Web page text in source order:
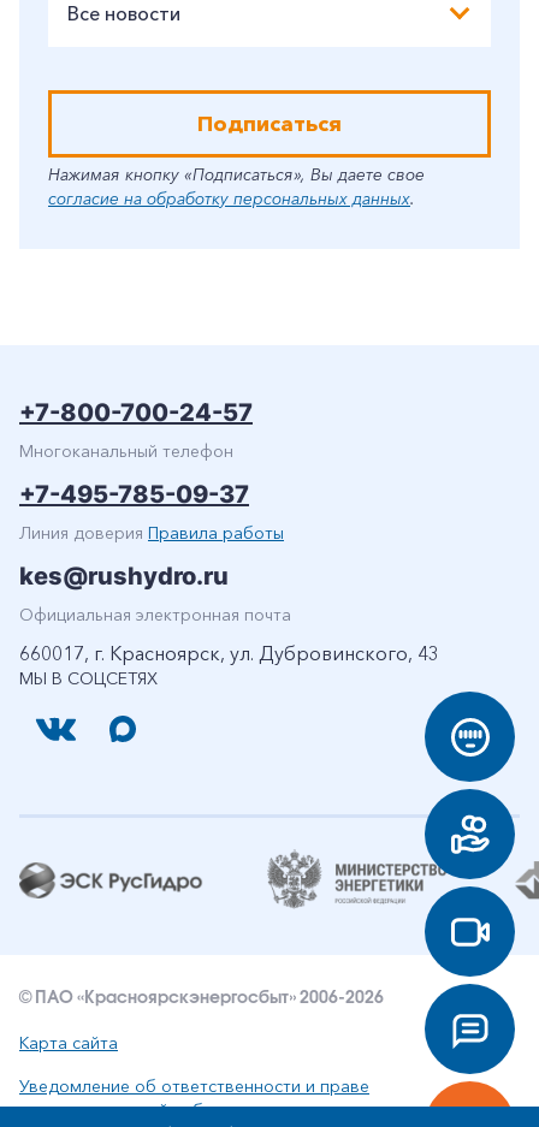
Все новости
Подписаться
Нажимая кнопку «Подписаться», Вы даете свое
согласие на обработку персональных данных.
МЫ В СОЦСЕТЯХ
+7-800-700-24-57
Многоканальный телефон
+7-495-785-09-37
Линия доверия Правила работы
kes@rushydro.ru
Официальная электронная почта
660017, г. Красноярск, ул. Дубровинского, 43
© ПАО «Красноярскэнергосбыт» 2006-2026
Карта сайта
Уведомление об ответственности и праве
интеллектуальной собственности